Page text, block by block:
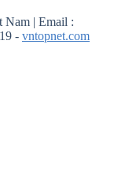
| Email :
- vntopnet.com